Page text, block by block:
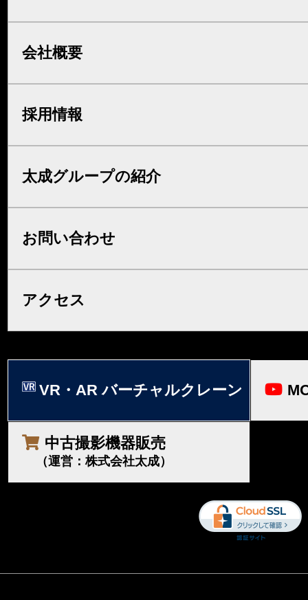
会社概要
採用情報
太成グループの紹介
お問い合わせ
アクセス
VR・AR バーチャルクレーン
中古撮影機器販売
（運営：株式会社太成）